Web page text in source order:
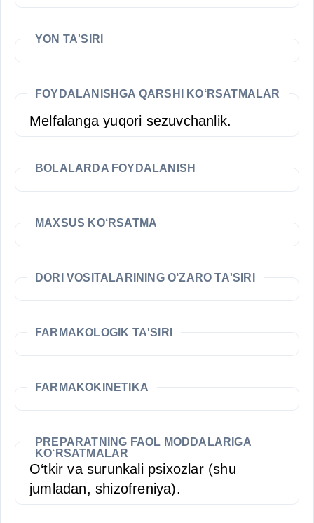
YON TA'SIRI
FOYDALANISHGA QARSHI KO‘RSATMALAR
Melfalangа yuqori sezuvchanlik.
BOLALARDA FOYDALANISH
MAXSUS KO‘RSATMA
DORI VOSITALARINING O‘ZARO TA'SIRI
FARMAKOLOGIK TA'SIRI
FARMAKOKINETIKA
PREPARATNING FAOL MODDALARIGA
KO‘RSATMALAR
O‘tkir va surunkali psixozlar (shu
jumladan, shizofreniya).